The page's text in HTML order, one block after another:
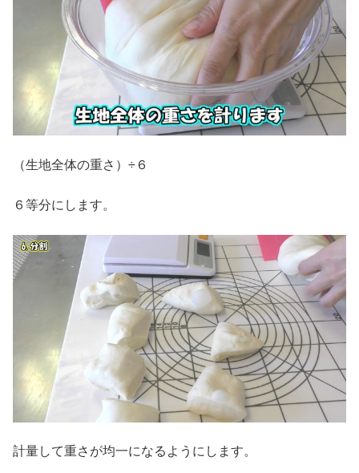
（生地全体の重さ）÷６
６等分にします。
計量して重さが均一になるようにします。